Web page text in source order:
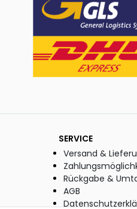
SERVICE
Versand &
Rückgabe &
AGB